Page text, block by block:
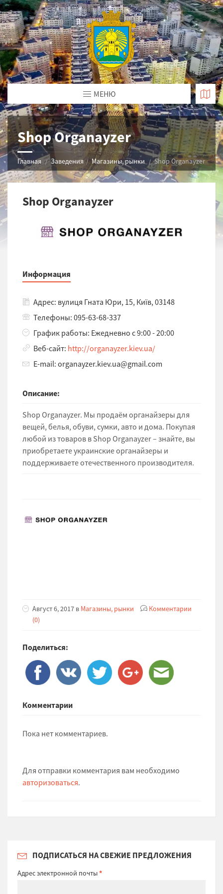
МЕНЮ
Shop Organayzer
Главная Заведения Магазины, рынки Shop Organayzer
Shop Organayzer
Информация
Адрес: вулиця Гната Юри, 15, Київ, 03148
Телефоны: 095-63-68-337
График работы: Ежедневно с 9:00 - 20:00
Веб-сайт: http://organayzer.kiev.ua/
E-mail: organayzer.kiev.ua@gmail.com
Описание:
Shop Organayzer. Мы продаём органайзеры для
вещей, белья, обуви, сумки, авто и дома. Покупая
любой из товаров в Shop Organayzer – знайте, вы
приобретаете украинские органайзеры и
поддерживаете отечественного производителя.
Август 6, 2017 в Магазины, рынки
Комментарии
(0)
Поделиться:
Комментарии
Пока нет комментариев.
Для отправки комментария вам необходимо
авторизоваться.
ПОДПИСАТЬСЯ НА СВЕЖИЕ ПРЕДЛОЖЕНИЯ
Адрес электронной почты*